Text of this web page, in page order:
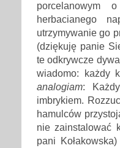
porcelanowym
herbacianego
utrzymywanie go
(dziękuję panie
te odkrywcze
wiadomo: każdy
analogiam:
imbrykiem.
hamulców
nie zainstalować
pani